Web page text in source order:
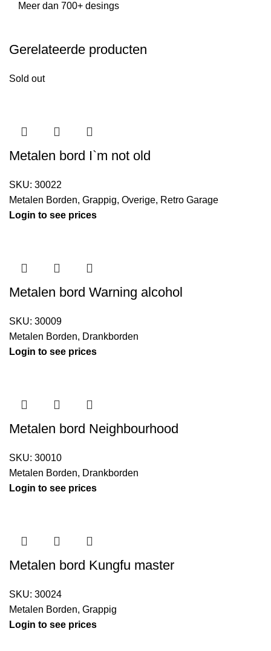
Meer dan 700+ desings
Gerelateerde producten
Sold out
Metalen bord I`m not old
SKU: 30022
Metalen Borden, Grappig, Overige, Retro Garage
Login to see prices
Metalen bord Warning alcohol
SKU: 30009
Metalen Borden, Drankborden
Login to see prices
Metalen bord Neighbourhood
SKU: 30010
Metalen Borden, Drankborden
Login to see prices
Metalen bord Kungfu master
SKU: 30024
Metalen Borden, Grappig
Login to see prices